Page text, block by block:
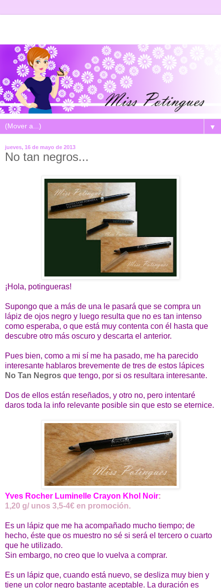
▼
jueves, 16 de mayo de 2013
No tan negros...
¡Hola, potingueras!
Supongo que a más de una le pasará que se compra un
lápiz de ojos negro y luego resulta que no es tan intenso
como esperaba, o que está muy contenta con él hasta que
descubre otro más oscuro y descarta el anterior.
Pues bien, como a mi sí me ha pasado, me ha parecido
interesante hablaros brevemente de tres de estos lápices
No Tan Negros que tengo, por si os resultara interesante.
Dos de ellos están reseñados, y otro no, pero intentaré
daros toda la info relevante posible sin que esto se eternice.
Yves Rocher Luminelle Crayon Khol Noir:
1,20 g/ unos 3,5-4€ en promoción.
Es un lápiz que me ha acompañado mucho tiempo; de
hecho, éste que os muestro no sé si será el tercero o cuarto
que he utilizado.
Sin embargo, no creo que lo vuelva a comprar.
Es un lápiz que, cuando está nuevo, se desliza muy bien y
tiene un color negro bastante aceptable. La duración es